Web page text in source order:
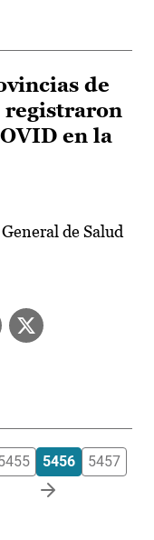
de
registraron
en la
de Salud
5456
5457